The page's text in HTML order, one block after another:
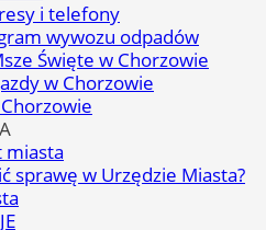
i telefony
wywozu odpadów
Święte w Chorzowie
w Chorzowie
miasta
sprawę w Urzędzie Miasta?